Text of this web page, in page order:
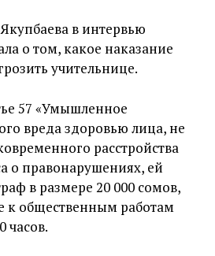
в интервью
о том, какое наказание
учительнице.
57 «Умышленное
вреда здоровью лица, не
расстройства
о правонарушениях, ей
в размере 20 000 сомов,
к общественным работам
часов.